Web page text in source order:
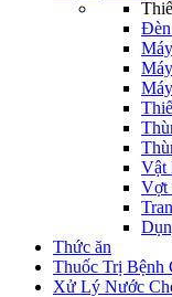
Vật
Vợt
Thức ăn
Thuốc Trị Bệnh
Xử Lý Nước